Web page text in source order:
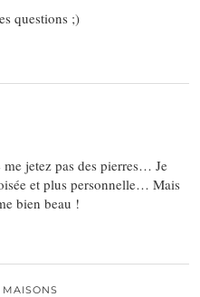
questions ;)
jetez pas des pierres… Je
et plus personnelle… Mais
bien beau !
MAISONS